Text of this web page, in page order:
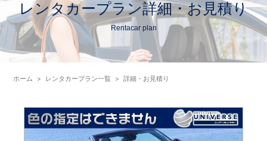
レンタカープラン詳細・お見積り
Rentacar plan
ホーム レンタカープラン一覧 詳細・お見積り